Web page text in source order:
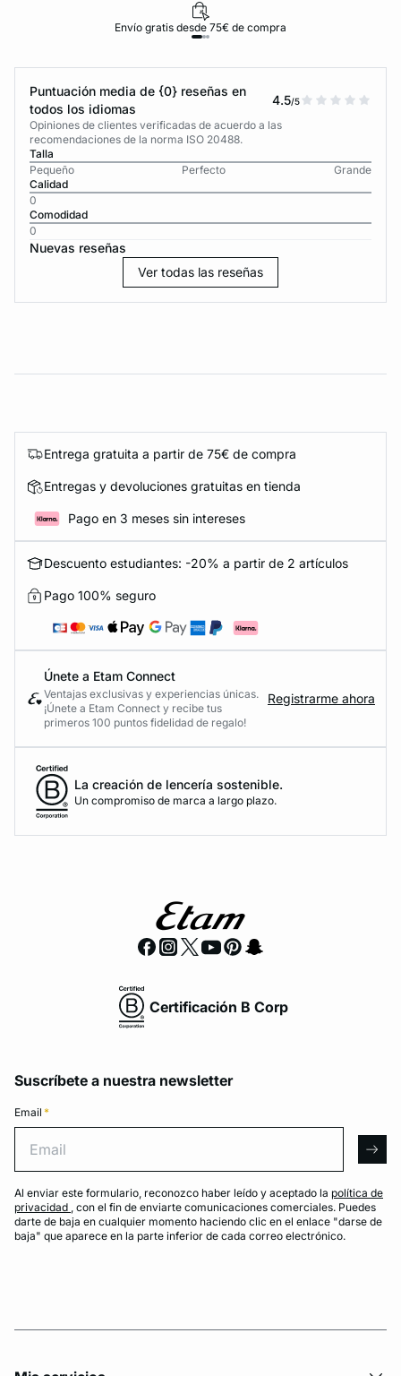
Envío gratis desde 75€ de compra
Puntuación media de {0} reseñas en
todos los idiomas
4.5/5
Opiniones de clientes verificadas de acuerdo a las
recomendaciones de la norma ISO 20488.
Talla
Pequeño
Perfecto
Grande
Calidad
0
Comodidad
0
Nuevas reseñas
Ver todas las reseñas
Entrega gratuita a partir de 75€ de compra
Entregas y devoluciones gratuitas en tienda
Pago en 3 meses sin intereses
Descuento estudiantes: -20% a partir de 2 artículos
Pago 100% seguro
Únete a Etam Connect
Ventajas exclusivas y experiencias únicas.
¡Únete a Etam Connect y recibe tus
primeros 100 puntos fidelidad de regalo!
Registrarme ahora
La creación de lencería sostenible.
Un compromiso de marca a largo plazo.
Certificación B Corp
Suscríbete a nuestra newsletter
Email *
Al enviar este formulario, reconozco haber leído y aceptado la política de
privacidad , con el fin de enviarte comunicaciones comerciales. Puedes
darte de baja en cualquier momento haciendo clic en el enlace "darse de
baja" que aparece en la parte inferior de cada correo electrónico.